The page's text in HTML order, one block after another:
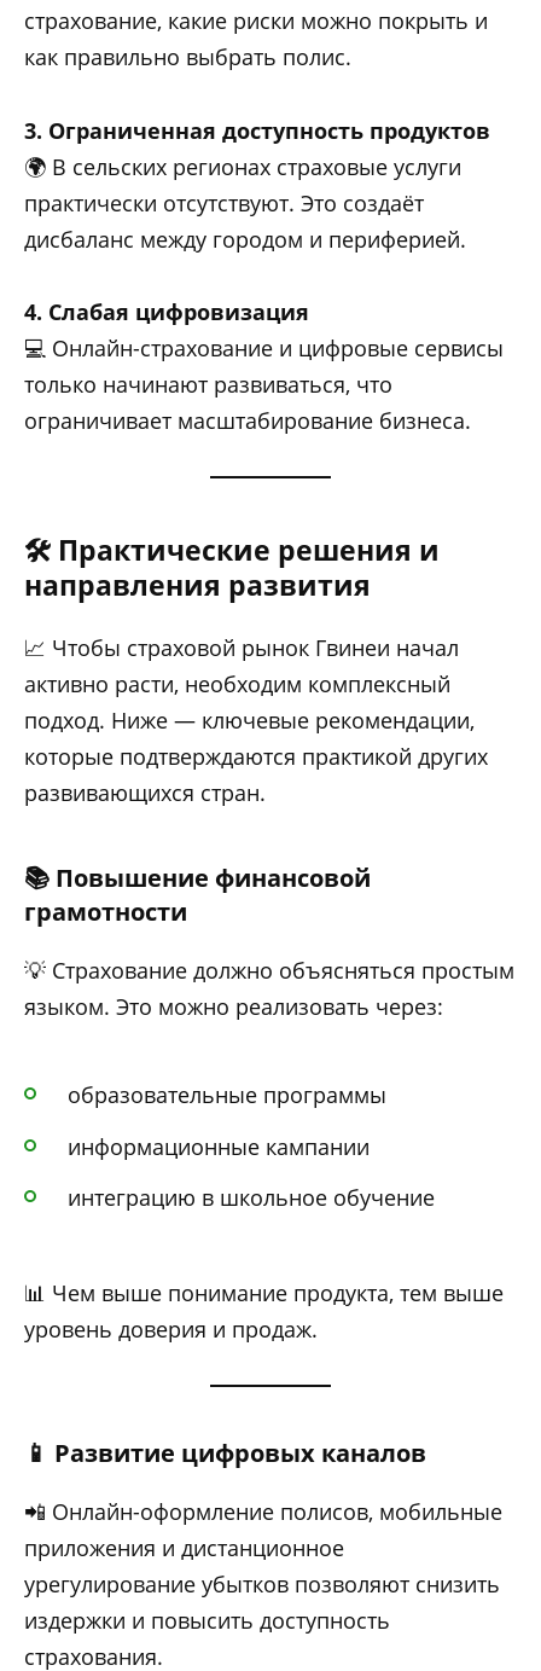
страхование, какие риски можно покрыть и
как правильно выбрать полис.
3. Ограниченная доступность продуктов
🌍 В сельских регионах страховые услуги
практически отсутствуют. Это создаёт
дисбаланс между городом и периферией.
4. Слабая цифровизация
💻 Онлайн-страхование и цифровые сервисы
только начинают развиваться, что
ограничивает масштабирование бизнеса.
🛠 Практические решения и
направления развития
📈 Чтобы страховой рынок Гвинеи начал
активно расти, необходим комплексный
подход. Ниже — ключевые рекомендации,
которые подтверждаются практикой других
развивающихся стран.
📚 Повышение финансовой
грамотности
💡 Страхование должно объясняться простым
языком. Это можно реализовать через:
образовательные программы
информационные кампании
интеграцию в школьное обучение
📊 Чем выше понимание продукта, тем выше
уровень доверия и продаж.
📱 Развитие цифровых каналов
📲 Онлайн-оформление полисов, мобильные
приложения и дистанционное
урегулирование убытков позволяют снизить
издержки и повысить доступность
страхования.